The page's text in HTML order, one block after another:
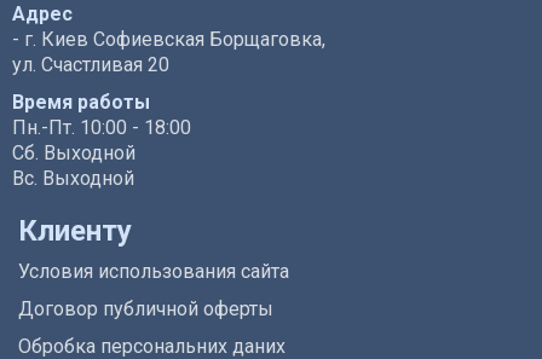
Адрес
- г. Киев Софиевская Борщаговка,
ул. Счастливая 20
Время работы
Пн.-Пт. 10:00 - 18:00
Сб. Выходной
Вс. Выходной
Клиенту
Условия использования сайта
Договор публичной оферты
Обробка персональних даних